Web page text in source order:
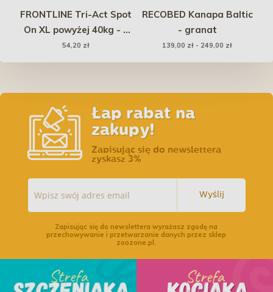
FRONTLINE Tri-Act Spot
On XL powyżej 40kg - 1
pipeta
54,20 zł
RECOBED Kanapa Baltic
- granat
139,00 zł - 249,00 zł
Łap rabat na
zakupy!
Zapisując się do newslettera
zyskasz 3%
Wyślij
Zapisując się do newslettera wyrażasz zgodę na
przechowywanie i przetwarzanie danych przez sklep
zoozone.pl.